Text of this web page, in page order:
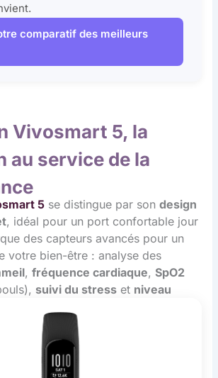
comparatif des meilleurs
Vivosmart 5, la
au service de la
5 se distingue par sondesign
, idéal pour un port confortable jour
des capteurs avancés pour un
votre bien-être : analyse des
,fréquence cardiaque, SpO2
suivi du stress et niveau